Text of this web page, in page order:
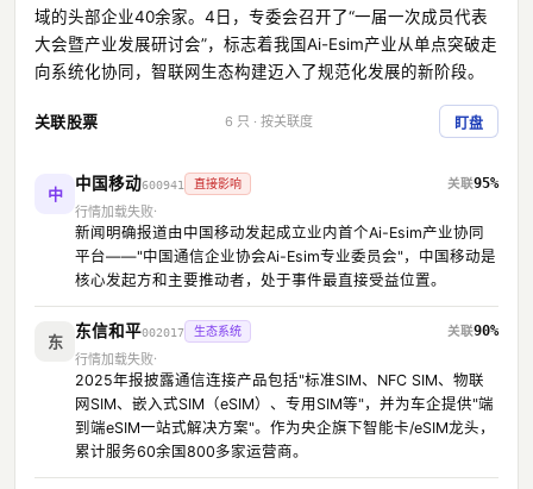
域的头部企业40余家。4日，专委会召开了“一届一次成员代表
大会暨产业发展研讨会”，标志着我国Ai-Esim产业从单点突破走
向系统化协同，智联网生态构建迈入了规范化发展的新阶段。
关联股票 6 只 · 按关联度 盯盘
中
中国移动600941 直接影响
95%
行情加载失败
新闻明确报道由中国移动发起成立业内首个Ai-Esim产业协同
平台——"中国通信企业协会Ai-Esim专业委员会"，中国移动是
核心发起方和主要推动者，处于事件最直接受益位置。
东
东信和平002017 生态系统
90%
行情加载失败
2025年报披露通信连接产品包括"标准SIM、NFC SIM、物联
网SIM、嵌入式SIM（eSIM）、专用SIM等"，并为车企提供"端
到端eSIM一站式解决方案"。作为央企旗下智能卡/eSIM龙头，
累计服务60余国800多家运营商。